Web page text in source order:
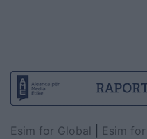
Esim for Global Esim